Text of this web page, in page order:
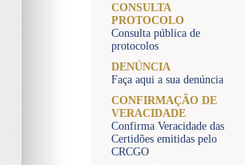
CONSULTA
PROTOCOLO
Consulta pública de
protocolos
DENÚNCIA
Faça aqui a sua denúncia
CONFIRMAÇÃO DE
VERACIDADE
Confirma Veracidade das
Certidões emitidas pelo
CRCGO